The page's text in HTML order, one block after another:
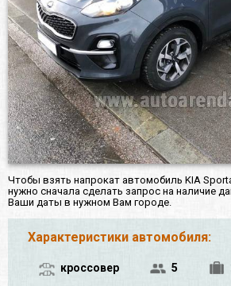
Чтобы взять напрокат автомобиль KIA
нужно сначала сделать запрос на наличие
Ваши даты в нужном Вам городе.
Характеристики автомобиля:
кроссовер 5